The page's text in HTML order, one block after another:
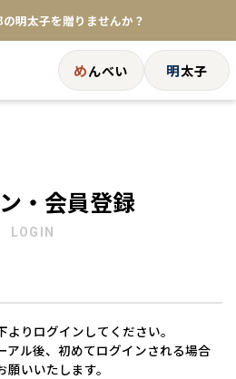
明太子を贈りませんか？
周年記念商品が登場★
方へ】ポストイン！めんべい
めんべい 明太子
・会員登録
LOGIN
りログインしてください。
ル後、初めてログインされる場合
いいたします。